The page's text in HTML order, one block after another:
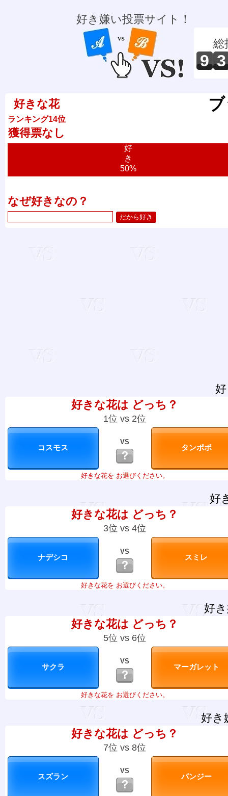
好き嫌い投票サイト！
総
9 3
好きな花
ランキング14位
獲得票なし
好
き
50%
なぜ好きなの？
好きな花は どっち？
1位 vs 2位
VS
？
好きな花を お選びください。
好
好きな花は どっち？
3位 vs 4位
VS
？
好きな花を お選びください。
好
好きな花は どっち？
5位 vs 6位
VS
？
好きな花を お選びください。
好き
好きな花は どっち？
7位 vs 8位
VS
？